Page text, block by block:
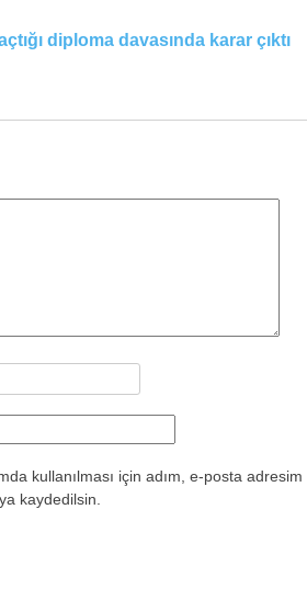
diploma davasında karar çıktı
kullanılması için adım, e-posta adresim
kaydedilsin.